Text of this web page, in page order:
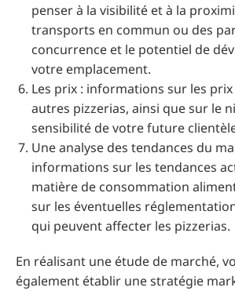
penser à la visibilité et à la
transports en commun ou des
concurrence et le potentiel de
votre emplacement.
Les prix : informations sur les
autres pizzerias, ainsi que sur le
sensibilité de votre future
Une analyse des tendances du
informations sur les tendances
matière de consommation
sur les éventuelles
qui peuvent affecter les pizzerias.
En réalisant une étude de marché,
également établir une stratégie